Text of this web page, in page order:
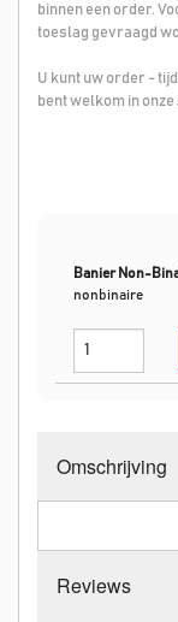
binnen een order.
toeslag gevraagd
U kunt uw order -
bent welkom in
Banier Non-
nonbinaire
Omschrijving
Reviews